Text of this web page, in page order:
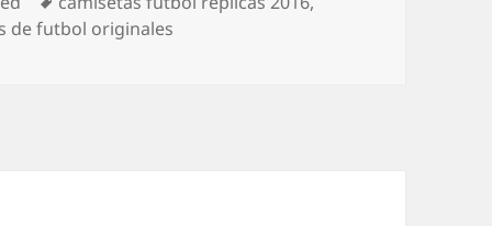
de futbol originales